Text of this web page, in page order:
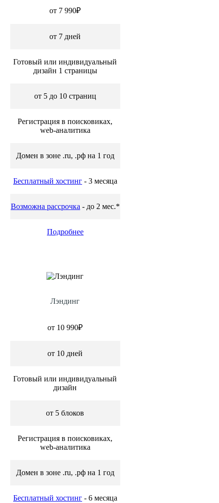
от 7 990₽
от 7 дней
Готовый или индивидуальный
дизайн 1 страницы
от 5 до 10 страниц
Регистрация в поисковиках,
web-аналитика
Домен в зоне .ru, .рф на 1 год
Бесплатный хостинг- 3 месяца
Возможна рассрочка - до 2 мес.*
Подробнее
Лэндинг
от 10 990₽
от 10 дней
Готовый или индивидуальный
дизайн
от 5 блоков
Регистрация в поисковиках,
web-аналитика
Домен в зоне .ru, .рф на 1 год
Бесплатный хостинг- 6 месяца